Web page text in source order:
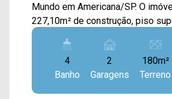
Mundo em Americana/SP. O imóvel dispõe de
227,10m² de construção, piso
mezanino, acabamento em piso
basculante, porta de vidro,
em recuo. Localizado em uma região
privilegiada, próximo a
4
Banho
2
Garagens
180m²
Terreno